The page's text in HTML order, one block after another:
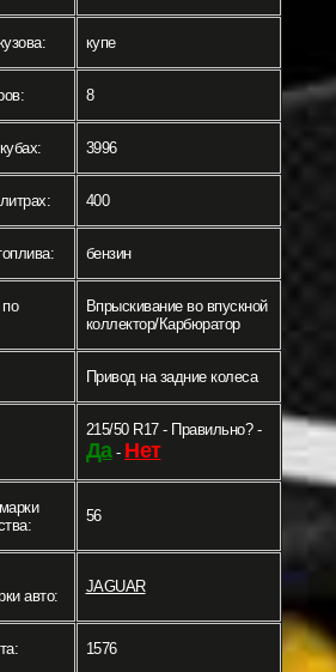
купе
8
3996
400
бензин
Впрыскивание во впускной
коллектор/Карбюратор
Привод на задние колеса
215/50 R17 - Правильно? -
Да- Нет
56
авто:
JAGUAR
1576